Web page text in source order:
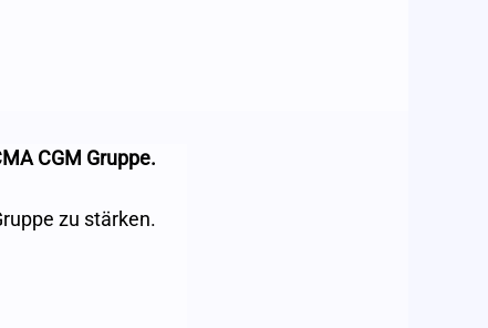
CGM Gruppe.
zu stärken.